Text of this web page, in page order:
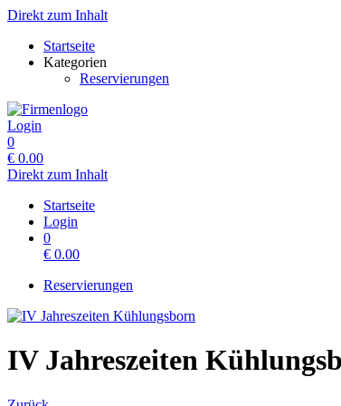
Direkt zum Inhalt
Startseite
Kategorien
Reservierungen
Login
0
€ 0.00
Direkt zum Inhalt
Startseite
Login
0
€ 0.00
Reservierungen
IV Jahreszeiten